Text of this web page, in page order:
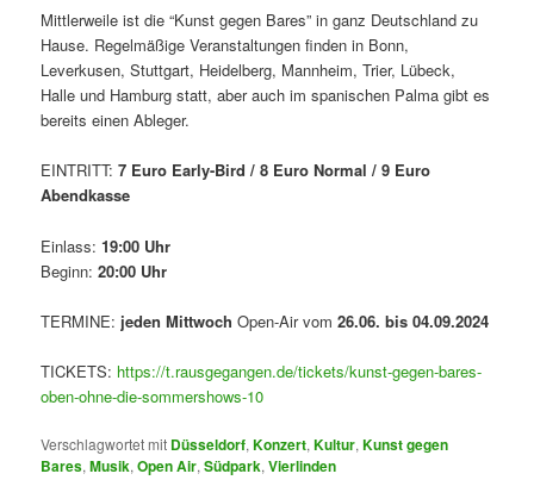
Mittlerweile ist die “Kunst gegen Bares” in ganz Deutschland zu
Hause. Regelmäßige Veranstaltungen finden in Bonn,
Leverkusen, Stuttgart, Heidelberg, Mannheim, Trier, Lübeck,
Halle und Hamburg statt, aber auch im spanischen Palma gibt es
bereits einen Ableger.
EINTRITT:7 Euro Early-Bird / 8 Euro Normal / 9 Euro
Abendkasse
Einlass:19:00 Uhr
Beginn:20:00 Uhr
TERMINE: jeden Mittwoch Open-Air vom26.06. bis 04.09.2024
TICKETS: https://t.rausgegangen.de/tickets/kunst-gegen-bares-
oben-ohne-die-sommershows-10
Verschlagwortet mit Düsseldorf,Konzert,Kultur,Kunst gegen
Bares,Musik,Open Air,Südpark,Vierlinden